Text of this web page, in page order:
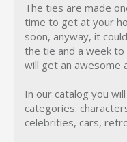
The ties are made
time to get at your
soon, anyway, it
the tie and a week
will get an awesome
In our catalog you
categories:
celebrities, cars,